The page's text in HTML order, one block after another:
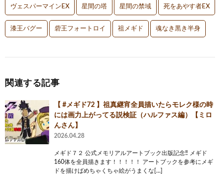
ヴェスパーマインEX 星間の塔 星間の禁域 死をあやす者EX
漆王バグー 砦王フォートロイ 祖メギド 魂なき黒き半身
関連する記事
【 #メギド72 】祖真継宵全員描いたらモレク様の時
には画力上がってる説検証（ハルファス編）【ミロ
んさん】
2026.04.28
メギド７２ 公式メモリアルアートブック出版記念‼️ メギド
160体を全員描きます！！！！！ アートブックを参考にメギ
ドを描けばめちゃくちゃ絵がうまくな[…]